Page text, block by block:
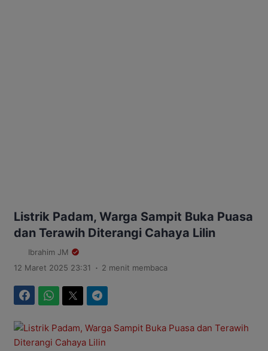
Listrik Padam, Warga Sampit Buka Puasa
dan Terawih Diterangi Cahaya Lilin
Ibrahim JM
12 Maret 2025 23:31
. 2 menit membaca